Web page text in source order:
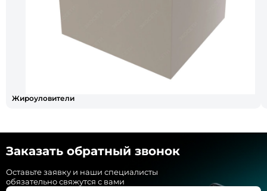
Жироуловители
Заказать обратный звонок
Оставьте заявку и наши специалисты
обязательно свяжутся с вами